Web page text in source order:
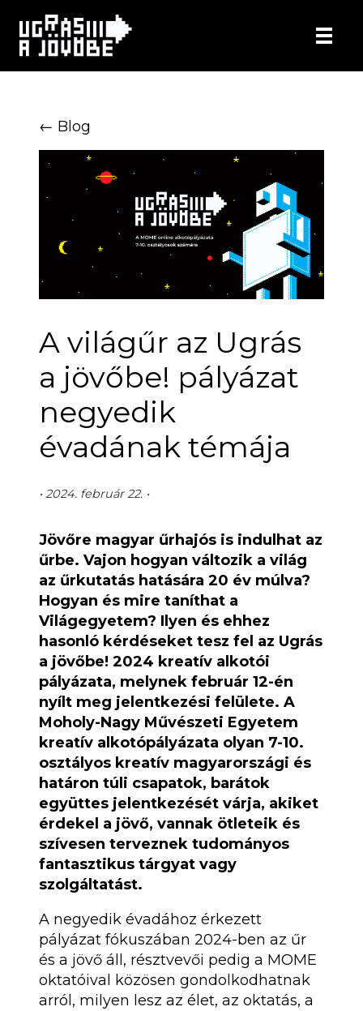
content
← Blog
A világűr az Ugrás
a jövőbe! pályázat
negyedik
évadának témája
• 2024. február 22. •
Jövőre magyar űrhajós is indulhat az
űrbe. Vajon hogyan változik a világ
az űrkutatás hatására 20 év múlva?
Hogyan és mire taníthat a
Világegyetem? Ilyen és ehhez
hasonló kérdéseket tesz fel az Ugrás
a jövőbe! 2024 kreatív alkotói
pályázata, melynek február 12-én
nyílt meg jelentkezési felülete. A
Moholy-Nagy Művészeti Egyetem
kreatív alkotópályázata olyan 7-10.
osztályos kreatív magyarországi és
határon túli csapatok, barátok
együttes jelentkezését várja, akiket
érdekel a jövő, vannak ötleteik és
szívesen terveznek tudományos
fantasztikus tárgyat vagy
szolgáltatást.
A negyedik évadához érkezett
pályázat fókuszában 2024-ben az űr
és a jövő áll, résztvevői pedig a MOME
oktatóival közösen gondolkodhatnak
arról, milyen lesz az élet, az oktatás, a